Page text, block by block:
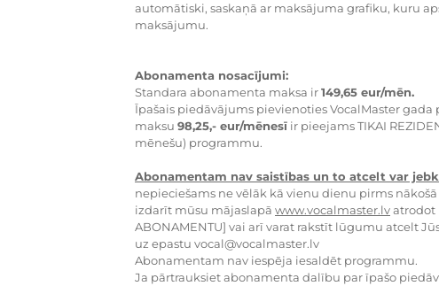
automātiski, saskaņā ar maksājuma grafiku, kuru
maksājumu.
Abonamenta nosacījumi:
Standara abonamenta maksa ir149,65 eur/mēn.
Īpašais piedāvājums pievienoties VocalMaster
maksu 98,25,- eur/mēnesī ir pieejams TIKAI
mēnešu) programmu.
Abonamentam nav saistības un to atcelt var
nepieciešams ne vēlāk kā vienu dienu pirms
izdarīt mūsu mājaslapā www.vocalmaster.lvatrodot
ABONAMENTU] vai arī varat rakstīt lūgumu atcelt
uz epastu vocal@vocalmaster.lv
Abonamentam nav iespēja iesaldēt programmu.
Ja pārtrauksiet abonamenta dalību par īpašo